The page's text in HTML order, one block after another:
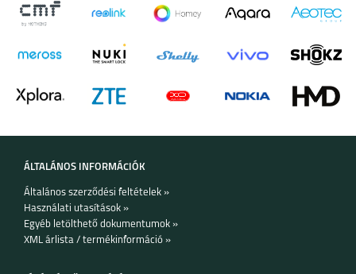
ÁLTALÁNOS INFORMÁCIÓK
Általános szerződési feltételek »
Használati utasítások »
Egyéb letölthető dokumentumok »
XML árlista / termékinformáció »